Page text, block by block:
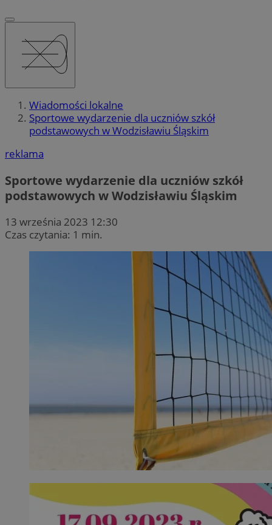
Wiadomości lokalne
Sportowe wydarzenie dla uczniów szkół
podstawowych w Wodzisławiu Śląskim
reklama
Sportowe wydarzenie dla uczniów szkół
podstawowych w Wodzisławiu Śląskim
13 września 2023 12:30
Czas czytania: 1 min.